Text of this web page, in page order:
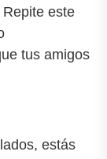
este
tus amigos
estás